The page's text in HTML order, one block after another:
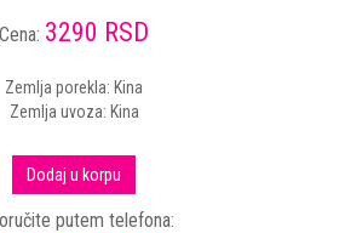
Cena: 3290 RSD
Zemlja porekla: Kina
Zemlja uvoza: Kina
Dodaj u korpu
putem telefona: